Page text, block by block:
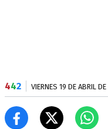
442 VIERNES 19 DE ABRIL